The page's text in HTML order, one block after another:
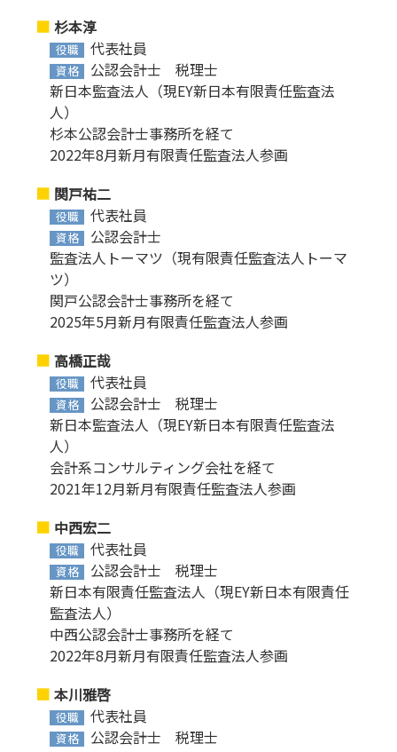
杉本淳
役職 代表社員
資格
公認会計士 税理士
新日本監査法人（現EY新日本有限責任監査法
人）
杉本公認会計士事務所を経て
2022年8月新月有限責任監査法人参画
関戸祐二
役職 代表社員
資格
公認会計士
監査法人トーマツ（現有限責任監査法人トーマ
ツ）
関戸公認会計士事務所を経て
2025年5月新月有限責任監査法人参画
高橋正哉
役職 代表社員
資格
公認会計士 税理士
新日本監査法人（現EY新日本有限責任監査法
人）
会計系コンサルティング会社を経て
2021年12月新月有限責任監査法人参画
中西宏二
役職 代表社員
資格
公認会計士 税理士
新日本有限責任監査法人（現EY新日本有限責任
監査法人）
中西公認会計士事務所を経て
2022年8月新月有限責任監査法人参画
本川雅啓
役職 代表社員
資格
公認会計士 税理士